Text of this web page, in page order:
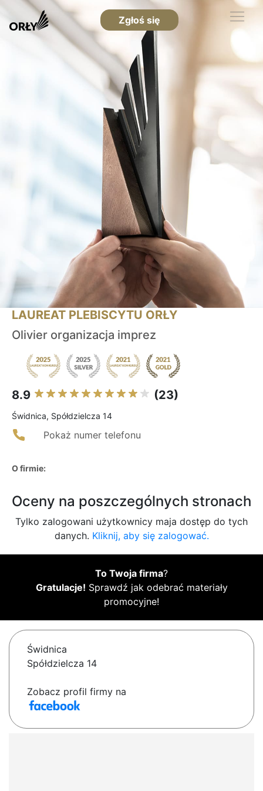
Zgłoś się
LAUREAT PLEBISCYTU ORŁY
Olivier organizacja imprez
8.9 (23)
Świdnica, Spółdzielcza 14
Pokaż numer telefonu
O firmie:
Oceny na poszczególnych stronach
Tylko zalogowani użytkownicy maja dostęp do tych
danych. Kliknij, aby się zalogować.
To Twoja firma?
Gratulacje! Sprawdź jak odebrać materiały
promocyjne!
Świdnica
Spółdzielcza 14
Zobacz profil firmy na